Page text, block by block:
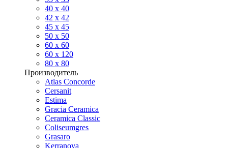
40 х 40
42 x 42
45 x 45
50 x 50
60 х 60
60 x 120
80 x 80
Производитель
Atlas Concorde
Cersanit
Estima
Gracia Ceramica
Ceramica Classic
Coliseumgres
Grasaro
Kerranova